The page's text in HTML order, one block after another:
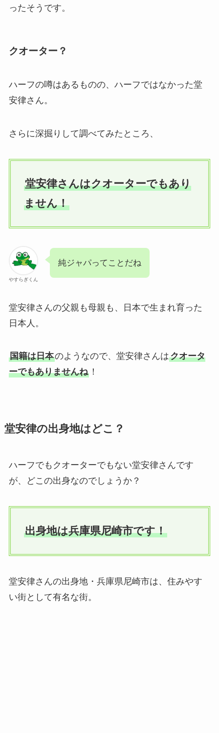
ったそうです。
クオーター？
ハーフの噂はあるものの、ハーフではなかった堂
安律さん。
さらに深掘りして調べてみたところ、
堂安律さんはクオーターでもあり
ません！
やすらぎくん
純ジャパってことだね
堂安律さんの父親も母親も、日本で生まれ育った
日本人。
国籍は日本のようなので、堂安律さんはクオータ
ーでもありませんね！
堂安律の出身地はどこ？
ハーフでもクオーターでもない堂安律さんです
が、どこの出身なのでしょうか？
出身地は兵庫県尼崎市です！
堂安律さんの出身地・兵庫県尼崎市は、住みやす
い街として有名な街。